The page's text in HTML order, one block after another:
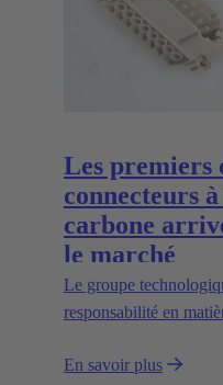
Les premiers
connecteurs
carbone
le marché
Le groupe
responsabilité en
contact à réduction de
En savoir plus